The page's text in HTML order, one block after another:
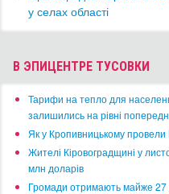
у селах області
В ЭПИЦЕНТРЕ ТУСОВКИ
​Тарифи на тепло для
залишились на рівні
​Як у Кропивницькому
​Жителі Кіровоградщині у
млн доларів
​Громади отримають майже 27